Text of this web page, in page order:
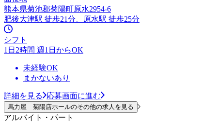
熊本県菊池郡菊陽町原水2954-6
肥後大津駅 徒歩21分、原水駅 徒歩25分
シフト
1日2時間 週1日からOK
未経験OK
まかないあり
詳細を見る 応募画面に進む
馬力屋 菊陽店ホールのその他の求人を見る
アルバイト・パート